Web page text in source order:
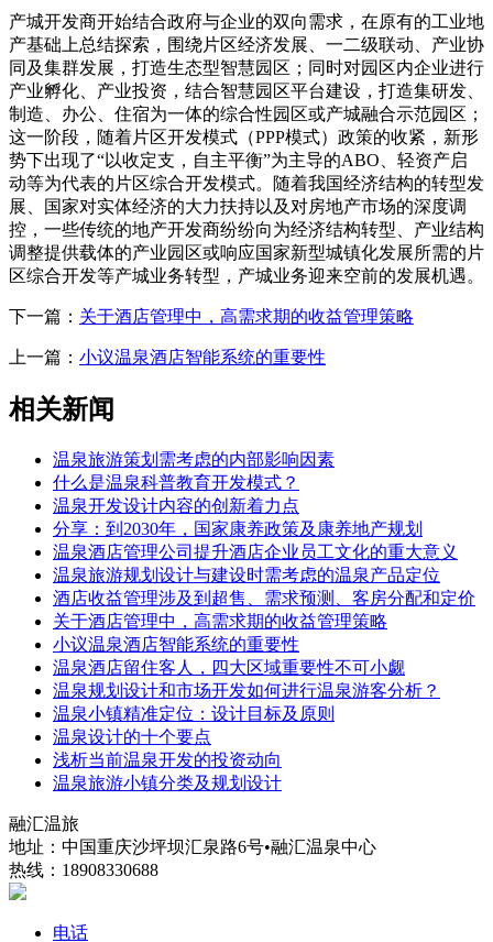
产城开发商开始结合政府与企业的双向需求，在原有的工业地
产基础上总结探索，围绕片区经济发展、一二级联动、产业协
同及集群发展，打造生态型智慧园区；同时对园区内企业进行
产业孵化、产业投资，结合智慧园区平台建设，打造集研发、
制造、办公、住宿为一体的综合性园区或产城融合示范园区；
这一阶段，随着片区开发模式（PPP模式）政策的收紧，新形
势下出现了“以收定支，自主平衡”为主导的ABO、轻资产启
动等为代表的片区综合开发模式。随着我国经济结构的转型发
展、国家对实体经济的大力扶持以及对房地产市场的深度调
控，一些传统的地产开发商纷纷向为经济结构转型、产业结构
调整提供载体的产业园区或响应国家新型城镇化发展所需的片
区综合开发等产城业务转型，产城业务迎来空前的发展机遇。
下一篇： 关于酒店管理中，高需求期的收益管理策略
上一篇： 小议温泉酒店智能系统的重要性
相关新闻
温泉旅游策划需考虑的内部影响因素
什么是温泉科普教育开发模式？
温泉开发设计内容的创新着力点
分享：到2030年，国家康养政策及康养地产规划
温泉酒店管理公司提升酒店企业员工文化的重大意义
温泉旅游规划设计与建设时需考虑的温泉产品定位
酒店收益管理涉及到超售、需求预测、客房分配和定价
关于酒店管理中，高需求期的收益管理策略
小议温泉酒店智能系统的重要性
温泉酒店留住客人，四大区域重要性不可小觑
温泉规划设计和市场开发如何进行温泉游客分析？
温泉小镇精准定位：设计目标及原则
温泉设计的十个要点
浅析当前温泉开发的投资动向
温泉旅游小镇分类及规划设计
融汇温旅
地址：中国重庆沙坪坝汇泉路6号•融汇温泉中心
热线：18908330688
电话